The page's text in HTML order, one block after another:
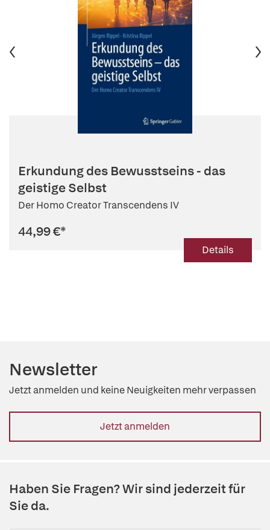
Erkundung des Bewusstseins - das
geistige Selbst
Der Homo Creator Transcendens IV
44,99 €*
Details
Newsletter
Jetzt anmelden und keine Neuigkeiten mehr verpassen
Jetzt anmelden
Haben Sie Fragen? Wir sind jederzeit für
Sie da.